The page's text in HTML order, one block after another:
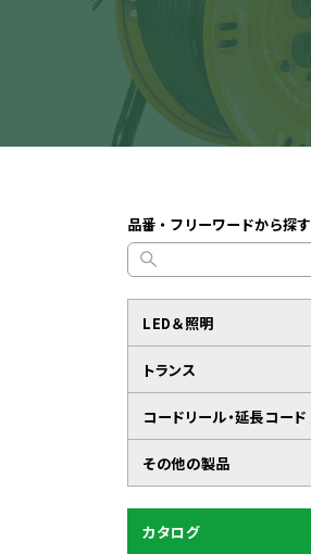
品番・フリーワードから探す
LED＆照明
トランス
コードリール・延長コード
その他の製品
カタログ